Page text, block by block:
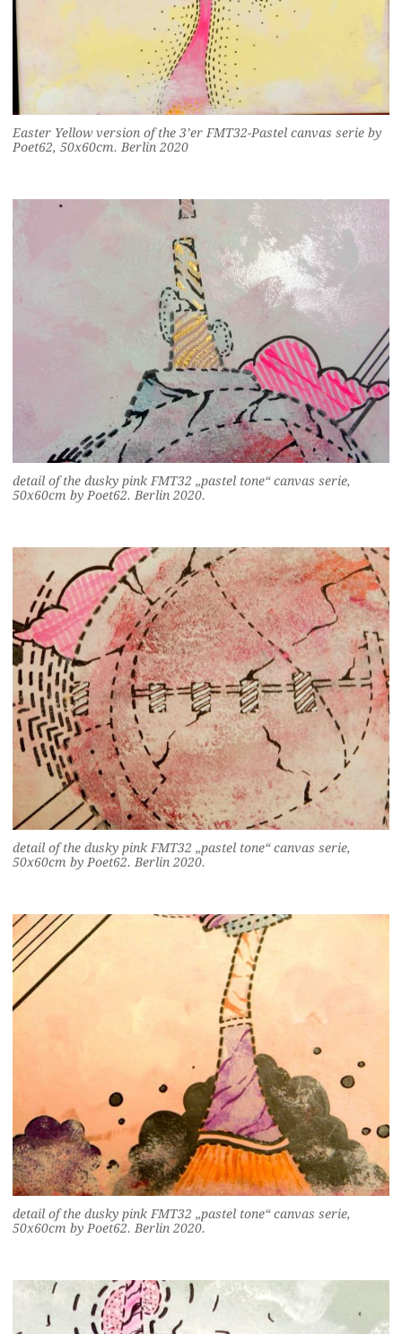
Easter Yellow version of the 3’er FMT32-Pastel canvas serie by
Poet62, 50x60cm. Berlin 2020
detail of the dusky pink FMT32 „pastel tone“ canvas serie,
50x60cm by Poet62. Berlin 2020.
detail of the dusky pink FMT32 „pastel tone“ canvas serie,
50x60cm by Poet62. Berlin 2020.
detail of the dusky pink FMT32 „pastel tone“ canvas serie,
50x60cm by Poet62. Berlin 2020.